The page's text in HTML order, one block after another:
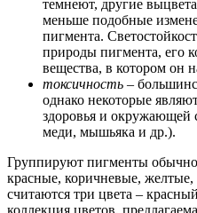
темнеют, другие
меньше подобные
пигмента.
природы пигмента, его
вещества, в котором он
токсичность –
однако некоторые
здоровья и окружающей
меди, мышьяка и др.).
Группируют пигменты
красные, коричневые,
считаются три цвета –
коллекция цветов,